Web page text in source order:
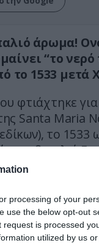
processing of your
use the below opt-out
is processed
utilized by us
άρωμα!
“το νερό
το 1533 μετά
φτιάχτηκε
Santa Maria
το 1533
βασιλιά
di Valois.
ήταν
και οι
λεβάντα,